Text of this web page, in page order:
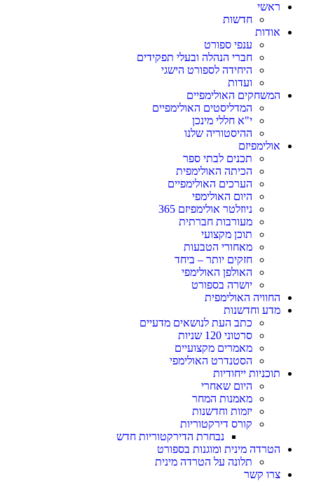
ראשי
חדשות
אודות
ענפי ספורט
חברי הנהלה ובעלי תפקידים
היחידה לספורט הישגי
ועדות
המשחקים האולימפיים
המדליסטים האולימפיים
י"א חללי מינכן
ההיסטוריה שלנו
אולימפיזם
תכנים לבתי ספר
הכיתה האולימפית
הערכים האולימפיים
היום האולימפי
ניוזלטר אולימפיזם 365
מעורבות חברתית
תוכן מקצועי
מאחורי הטבעות
חזקים יותר – ביחד
האולפן האולימפי
יושרה בספורט
החוויה האולימפית
מדע וחדשנות
כתב העת לנושאים מדעיים
סרטוני 120 שניות
מאמרים מקצועיים
הסטנדרט האולימפי
תוכניות ייחודיות
היום שאחרי
מאמנות המחר
יזמות וחדשנות
קורס דירקטוריות
נבחרת הדירקטוריות חדש
הטרדה מינית ומוגנות בספורט
תלונה על הטרדה מינית
צרו קשר